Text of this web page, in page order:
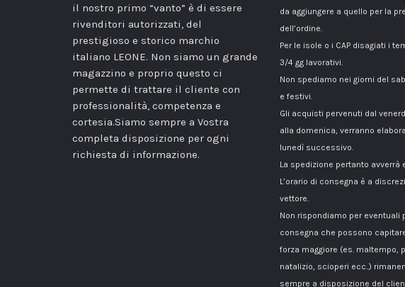
il nostro primo “vanto” è di essere
rivenditori autorizzati, del
prestigioso e storico marchio
italiano LEONE. Non siamo un grande
magazzino e proprio questo ci
permette di trattare il cliente con
professionalità, competenza e
cortesia.Siamo sempre a Vostra
completa disposizione per ogni
richiesta di informazione.
da aggiungere a quello per la
dell’ordine.
Per le isole o i CAP disagiati i
3/4 gg lavorativi.
Non spediamo nei giorni del
e festivi.
Gli acquisti pervenuti dal
alla domenica, verranno
lunedì successivo.
La spedizione pertanto avverrà
L’orario di consegna è a
vettore.
Non rispondiamo per eventuali
consegna che possono
forza maggiore (es. maltempo,
natalizio, scioperi ecc..)
sempre a disposizione del